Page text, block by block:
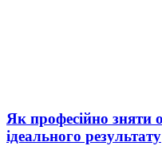
Як професійно зняти
ідеального результату